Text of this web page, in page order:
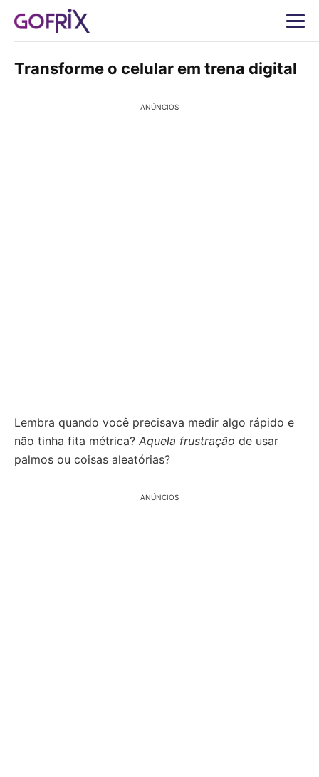
Transforme o celular em trena digital
ANÚNCIOS
Lembra quando você precisava medir algo rápido e
não tinha fita métrica? Aquela frustração de usar
palmos ou coisas aleatórias?
ANÚNCIOS